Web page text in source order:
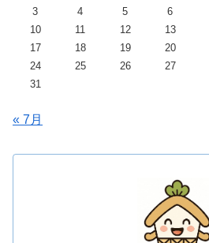
3
4 5 6
10
11 12 13
17
18 19 20
24
25 26 27
31
« 7月